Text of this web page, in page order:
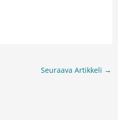
Seuraava Artikkeli →